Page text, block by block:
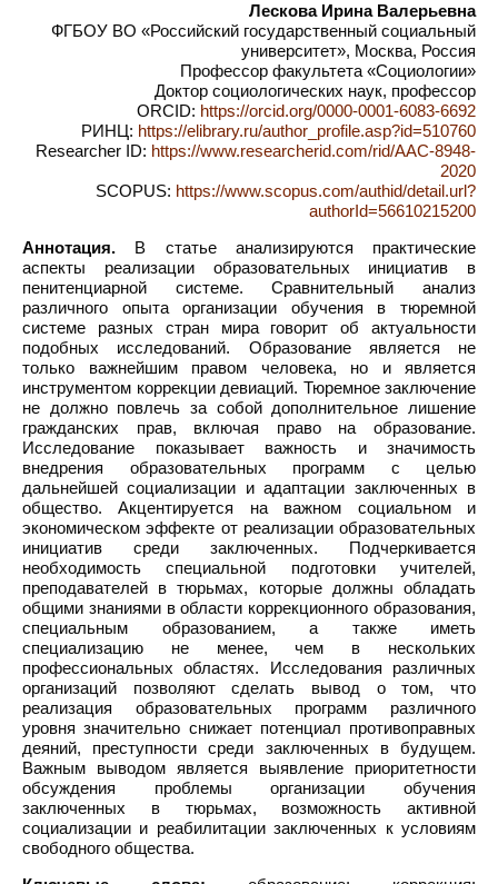
Лескова Ирина Валерьевна
ФГБОУ ВО «Российский государственный социальный
университет», Москва, Россия
Профессор факультета «Социологии»
Доктор социологических наук, профессор
ORCID: https://orcid.org/0000-0001-6083-6692
РИНЦ: https://elibrary.ru/author_profile.asp?id=510760
Researcher ID: https://www.researcherid.com/rid/AAC-8948-
2020
SCOPUS: https://www.scopus.com/authid/detail.url?
authorId=56610215200
Аннотация. В статье анализируются практические
аспекты реализации образовательных инициатив в
пенитенциарной системе. Сравнительный анализ
различного опыта организации обучения в тюремной
системе разных стран мира говорит об актуальности
подобных исследований. Образование является не
только важнейшим правом человека, но и является
инструментом коррекции девиаций. Тюремное заключение
не должно повлечь за собой дополнительное лишение
гражданских прав, включая право на образование.
Исследование показывает важность и значимость
внедрения образовательных программ с целью
дальнейшей социализации и адаптации заключенных в
общество. Акцентируется на важном социальном и
экономическом эффекте от реализации образовательных
инициатив среди заключенных. Подчеркивается
необходимость специальной подготовки учителей,
преподавателей в тюрьмах, которые должны обладать
общими знаниями в области коррекционного образования,
специальным образованием, а также иметь
специализацию не менее, чем в нескольких
профессиональных областях. Исследования различных
организаций позволяют сделать вывод о том, что
реализация образовательных программ различного
уровня значительно снижает потенциал противоправных
деяний, преступности среди заключенных в будущем.
Важным выводом является выявление приоритетности
обсуждения проблемы организации обучения
заключенных в тюрьмах, возможность активной
социализации и реабилитации заключенных к условиям
свободного общества.